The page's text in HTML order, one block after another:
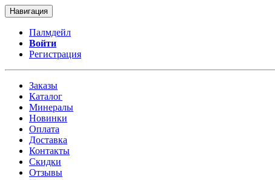
Навигация
Палмдейл
Войти
Регистрация
Заказы
Каталог
Минералы
Новинки
Оплата
Доставка
Контакты
Скидки
Отзывы